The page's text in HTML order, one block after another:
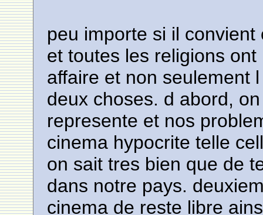
peu importe si il
et toutes les religions
affaire et non seulement
deux choses. d abord,
represente et nos
cinema hypocrite telle
on sait tres bien que de
dans notre pays.
cinema de reste libre